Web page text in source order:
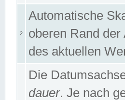
2
Automatische
oberen Rand
des aktuellen
Die
dauer. Je nach